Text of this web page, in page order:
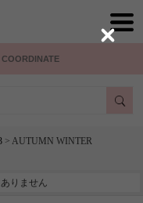
COORDINATE
> AUTUMN WINTER
りません
Close